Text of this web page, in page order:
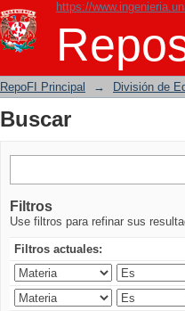
https://
Buscar
RepoFI Principal → División de
Buscar
Filtros
Use filtros para refinar sus
Filtros actuales: